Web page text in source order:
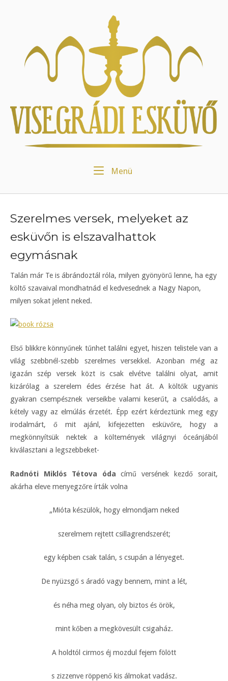
Menü
Szerelmes versek, melyeket az
esküvőn is elszavalhattok
egymásnak
Talán már Te is ábrándoztál róla, milyen gyönyörű lenne, ha egy
költő szavaival mondhatnád el kedvesednek a Nagy Napon,
milyen sokat jelent neked.
Első blikkre könnyűnek tűnhet találni egyet, hiszen telistele van a
világ szebbnél-szebb szerelmes versekkel. Azonban még az
igazán szép versek közt is csak elvétve találni olyat, amit
kizárólag a szerelem édes érzése hat át. A költők ugyanis
gyakran csempésznek verseikbe valami keserűt, a csalódás, a
kétely vagy az elmúlás érzetét. Épp ezért kérdeztünk meg egy
irodalmárt, ő mit ajánl, kifejezetten esküvőre, hogy a
megkönnyítsük nektek a költemények világnyi óceánjából
kiválasztani a legszebbeket-
Radnóti Miklós Tétova ódacímű versének kezdő sorait,
akárha eleve menyegzőre írták volna
„Mióta készülök, hogy elmondjam neked
szerelmem rejtett csillagrendszerét;
egy képben csak talán, s csupán a lényeget.
De nyüzsgő s áradó vagy bennem, mint a lét,
és néha meg olyan, oly biztos és örök,
mint kőben a megkövesült csigaház.
A holdtól cirmos éj mozdul fejem fölött
s zizzenve röppenő kis álmokat vadász.